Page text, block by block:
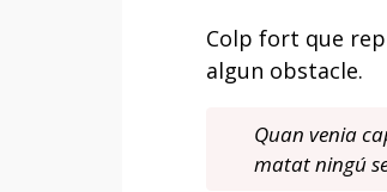
Colp fort que
algun obstacle.
Quan venia
matat ningú